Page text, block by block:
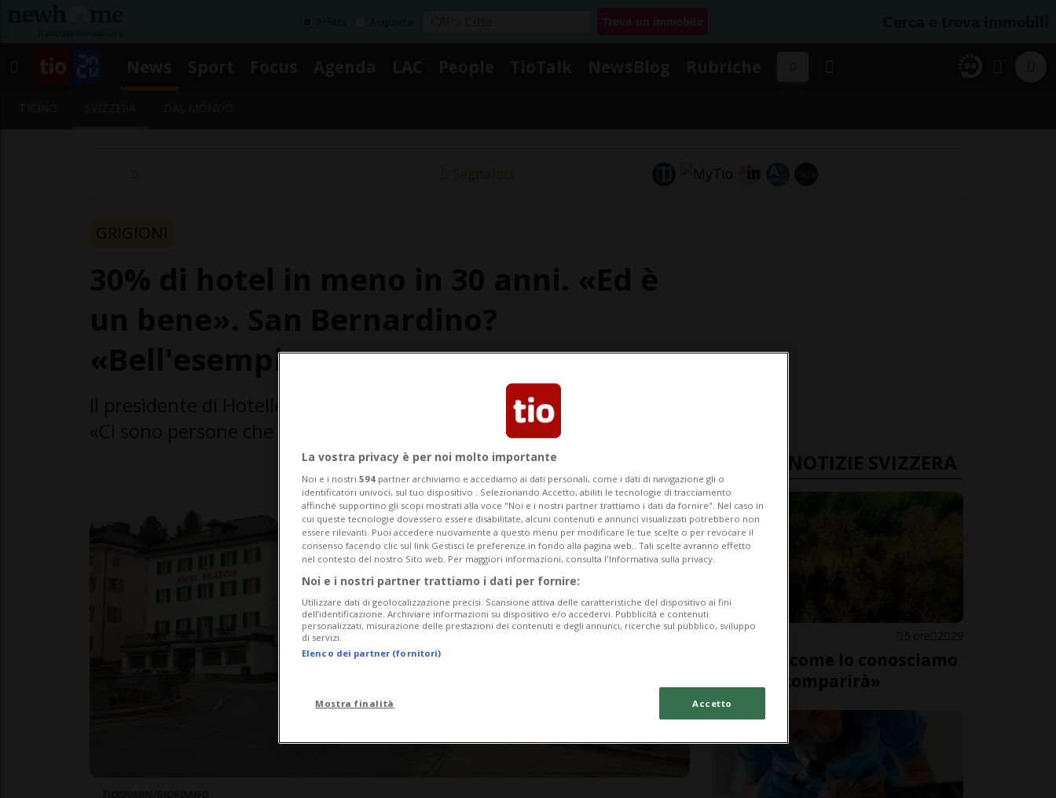
Segnalaci
GRIGIONI
«Bell'esempio»
Il presidente di Hotelleriesuisse Grigioni cita la località mesolcinese:
ULTIME NOTIZIE SVIZZERA
SVIZZERA 5 ore 2 29
«Il bosco come lo conosciamo
adesso scomparirà»
La vostra privacy è per noi molto importante
Noi e i nostri 594 partner archiviamo e accediamo ai dati personali, come i dati di navigazione gli o
identificatori univoci, sul tuo dispositivo . Selezionando Accetto, abiliti le tecnologie di tracciamento
affinché supportino gli scopi mostrati alla voce "Noi e i nostri partner trattiamo i dati da fornire". Nel caso in
cui queste tecnologie dovessero essere disabilitate, alcuni contenuti e annunci visualizzati potrebbero non
essere rilevanti. Puoi accedere nuovamente a questo menu per modificare le tue scelte o per revocare il
consenso facendo clic sul link Gestisci le preferenze in fondo alla pagina web.. Tali scelte avranno effetto
nel contesto del nostro Sito web. Per maggiori informazioni, consulta l'Informativa sulla privacy.
Noi e i nostri partner trattiamo i dati per fornire:
Utilizzare dati di geolocalizzazione precisi. Scansione attiva delle caratteristiche del dispositivo ai fini
dell’identificazione. Archiviare informazioni su dispositivo e/o accedervi. Pubblicità e contenuti
personalizzati, misurazione delle prestazioni dei contenuti e degli annunci, ricerche sul pubblico, sviluppo
di servizi.
Elenco dei partner (fornitori)
Mostra finalità Accetto